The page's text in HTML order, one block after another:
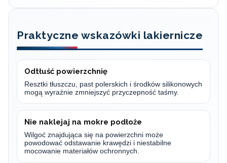
Praktyczne wskazówki lakiernicze
Odtłuść powierzchnię
Resztki tłuszczu, past polerskich i środków silikonowych
mogą wyraźnie zmniejszyć przyczepność taśmy.
Nie naklejaj na mokre podłoże
Wilgoć znajdująca się na powierzchni może
powodować odstawanie krawędzi i niestabilne
mocowanie materiałów ochronnych.